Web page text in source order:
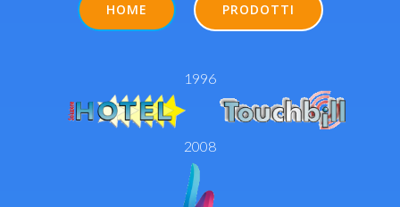
HOME PRODOTTI
1996
2008